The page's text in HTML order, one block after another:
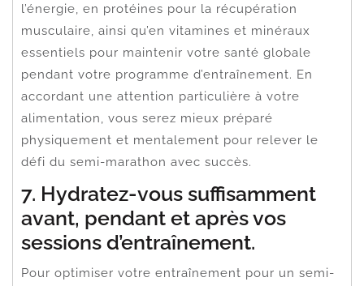
l’énergie, en protéines pour la récupération
musculaire, ainsi qu’en vitamines et minéraux
essentiels pour maintenir votre santé globale
pendant votre programme d’entraînement. En
accordant une attention particulière à votre
alimentation, vous serez mieux préparé
physiquement et mentalement pour relever le
défi du semi-marathon avec succès.
7. Hydratez-vous suffisamment
avant, pendant et après vos
sessions d’entraînement.
Pour optimiser votre entraînement pour un semi-